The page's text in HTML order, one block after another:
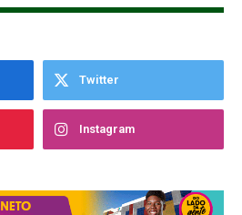
Twitter
Instagram